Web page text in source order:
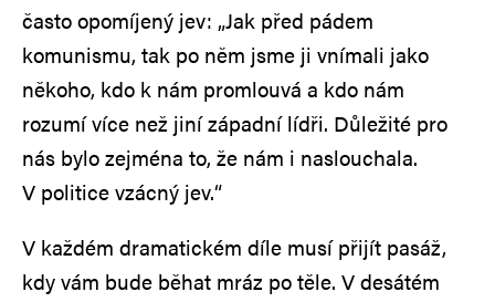
často opomíjený jev: „Jak před pádem
komunismu, tak po něm jsme ji vnímali jako
někoho, kdo k nám promlouvá a kdo nám
rozumí více než jiní západní lídři. Důležité pro
nás bylo zejména to, že nám i naslouchala.
V politice vzácný jev.“
V každém dramatickém díle musí přijít pasáž,
kdy vám bude běhat mráz po těle. V desátém